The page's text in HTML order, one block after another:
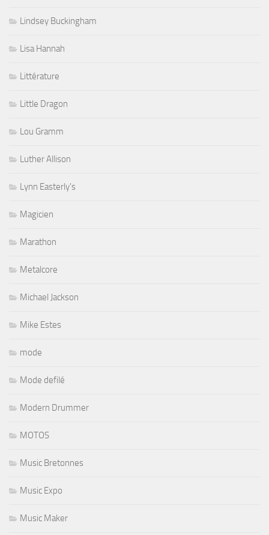
Lindsey Buckingham
Lisa Hannah
Littérature
Little Dragon
Lou Gramm
Luther Allison
Lynn Easterly's
Magicien
Marathon
Metalcore
Michael Jackson
Mike Estes
mode
Mode defilé
Modern Drummer
MOTOS
Music Bretonnes
Music Expo
Music Maker